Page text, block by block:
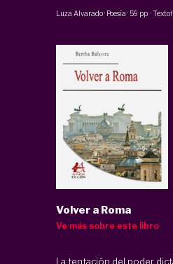
Luza Alvarado· Poesía ·59 pp ·
Volver a Roma
Ve más sobre este libro
La tentación del poder